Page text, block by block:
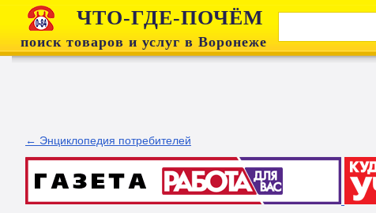
ЧТО-ГДЕ-ПОЧЁМ
поиск товаров и услуг в Воронеже
← Энциклопедия потребителей